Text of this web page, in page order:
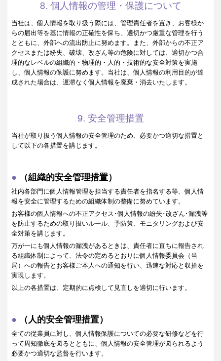
8. 個人情報の管理・保護について
当社は、個人情報を取り扱う際には、管理責任者を置き、お客様か
らの届出等を基に情報の正確性を保ち、適切かつ厳重な管理を行う
とともに、外部への流出防止に努めます。また、外部からの不正ア
クセスまたは紛失、破壊、改ざん等の危険に対しては、適切かつ合
理的なレベルの組織的・物理的・人的・技術的な安全対策を実施
し、個人情報の保護に努めます。当社は、個人情報の利用目的が達
成された場合は、遅滞なく個人情報を廃棄・消去いたします。
9. 安全管理措置
当社が取り扱う個人情報の安全管理のため、必要かつ適切な措置と
して以下の各措置を講じます。
（組織的安全管理措置）
社内各部門に個人情報管理を担当する責任者を指名する等、個人情
報を安全に管理するための組織体制の整備に努めています。
お客様の個人情報への不正アクセス･個人情報の紛失･改ざん･漏洩等
を防止するための取り扱いルール、予防策、モニタリングおよび安
全対策を講じます。
万が一にも個人情報の漏洩があるときは、責任者に直ちに報告され
る組織体制によって、法令の定めるとおりに個人情報委員会（当
局）への報告とお客様ご本人への通知を行い、迅速な対応と収拾を
実現します。
以上の各措置は、定期的に点検して見直しを適切に行います。
（人的安全管理措置）
全ての従業員に対し、個人情報保護についての必要な研修などを行
って周知徹底を図るとともに、個人情報の安全管理が図られるよう
必要かつ適切な監督を行います。